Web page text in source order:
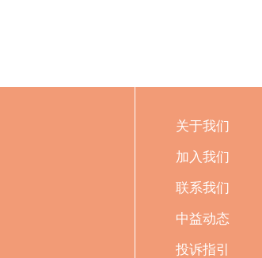
关于我们
加入我们
联系我们
中益动态
投诉指引